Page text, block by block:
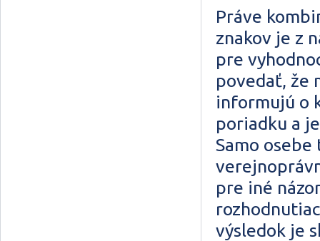
Práve
znakov je z
pre
povedať, že
informujú o
poriadku a
Samo
pre iné
výsledok je